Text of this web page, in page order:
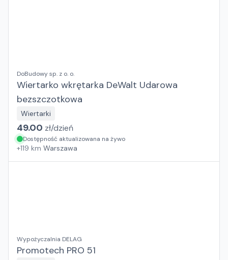
DoBudowy sp. z o. o.
Wiertarko wkrętarka DeWalt Udarowa
bezszczotkowa
Wiertarki
49.00 zł/dzień
Dostępność aktualizowana na żywo
+119 km Warszawa
Wypożyczalnia DELAG
Promotech PRO 51